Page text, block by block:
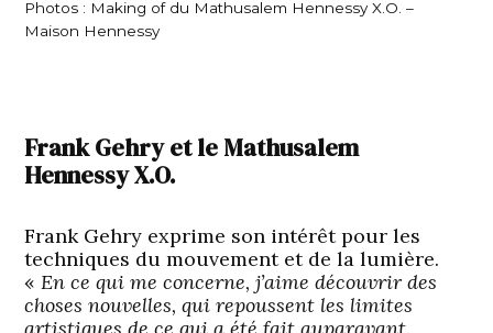
Photos : Making of du Mathusalem Hennessy X.O. –
Maison Hennessy
Frank Gehry et le Mathusalem
Hennessy X.O.
Frank Gehry exprime son intérêt pour les
techniques du mouvement et de la lumière.
«En ce qui me concerne, j’aime découvrir des
choses nouvelles, qui repoussent les limites
artistiques de ce qui a été fait auparavant.